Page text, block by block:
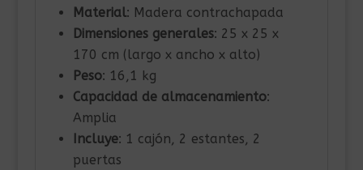
Material: Madera contrachapada
Dimensiones generales: 25 x 25 x
170 cm (largo x ancho x alto)
Peso: 16,1 kg
Capacidad de almacenamiento:
Amplia
Incluye: 1 cajón, 2 estantes, 2
puertas